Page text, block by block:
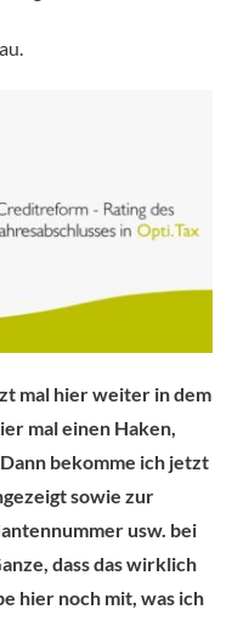
mal hier weiter in dem
mal einen Haken,
bekomme ich jetzt
sowie zur
usw. bei
dass das wirklich
hier noch mit, was ich